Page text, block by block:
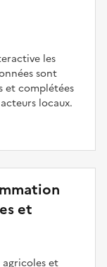
les
sont
et complétées
locaux.
et
agricoles et